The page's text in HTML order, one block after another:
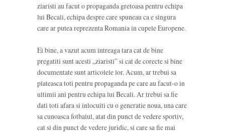
ziaristi au facut o propaganda gretoasa pentru echipa
lui Becali, echipa despre care spuneau ca e singura
care ar putea reprezenta Romania in cupele Europene.
Ei bine, a vazut acum intreaga tara cat de bine
pregatiti sunt acesti „ziaristi” si cat de corecte si bine
documentate sunt articolele lor. Acum, ar trebui sa
plateasca toti pentru propaganda pe care au facut-o in
ultimii ani pentru echipa lui Becali. Ar trebui sa fie
dati toti afara si inlocuiti cu o generatie noua, una care
sa cunoasca fotbalul, atat din punct de vedere sportiv,
cat si din punct de vedere juridic, si care sa fie mai